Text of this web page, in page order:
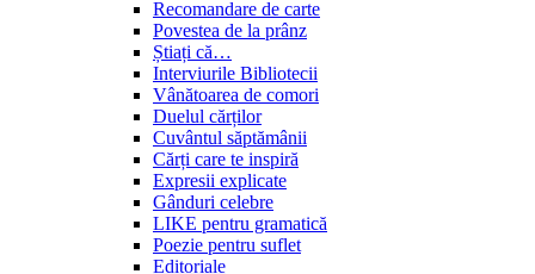
Recomandare de carte
Povestea de la prânz
Știați că…
Interviurile Bibliotecii
Vânătoarea de comori
Duelul cărților
Cuvântul săptămânii
Cărți care te inspiră
Expresii explicate
Gânduri celebre
LIKE pentru gramatică
Poezie pentru suflet
Editoriale